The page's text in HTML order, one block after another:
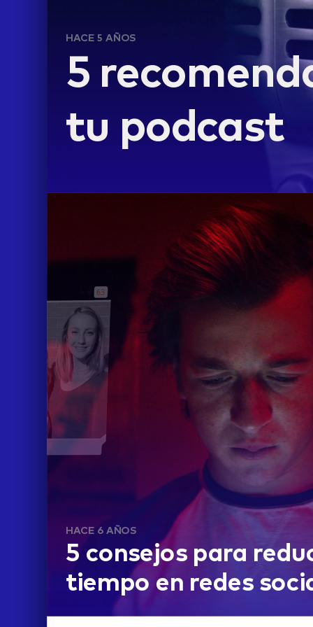
HACE 5 AÑOS
5
tu podcast
HACE 6 AÑOS
5 consejos para
tiempo en redes